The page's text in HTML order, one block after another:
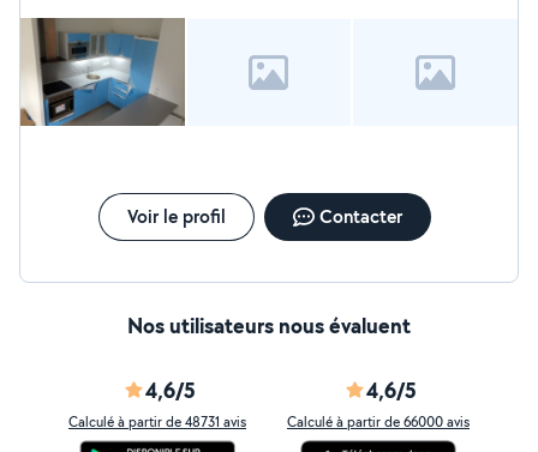
Voir le profil Contacter
Nos utilisateurs nous évaluent
4,6/5
Calculé à partir de 48731 avis
4,6/5
Calculé à partir de 66000 avis